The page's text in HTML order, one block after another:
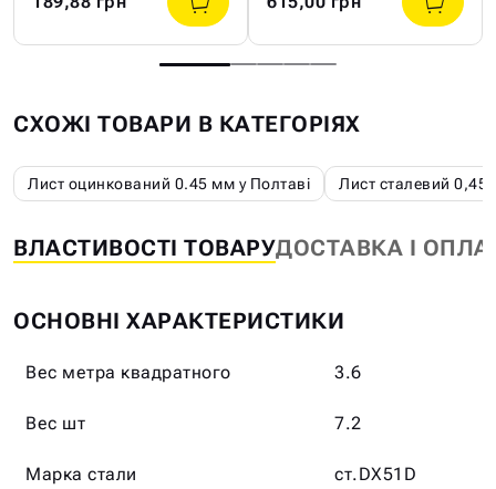
СХОЖІ ТОВАРИ В КАТЕГОРІЯХ
Лист оцинкований 0.45 мм у Полтаві Лист сталевий 0,45
ВЛАСТИВОСТІ ТОВАРУДОСТАВКА І
ОСНОВНІ ХАРАКТЕРИСТИКИ
Вес метра квадратного 3.6
Вес шт 7.2
Марка стали ст.DX51D